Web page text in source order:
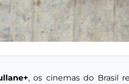
, os cinemas do Brasil